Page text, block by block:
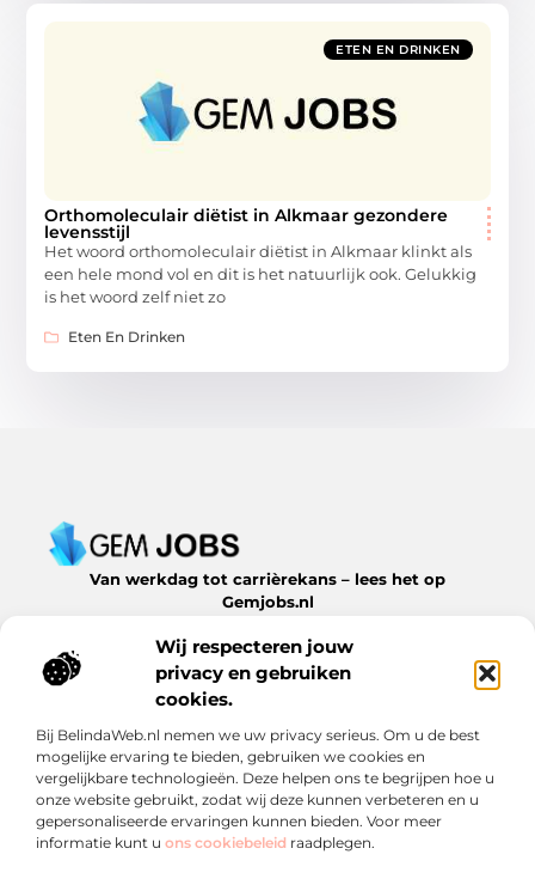
Wij respecteren jouw
privacy en gebruiken
cookies.
Bij BelindaWeb.nl nemen we uw privacy serieus. Om u de best
mogelijke ervaring te bieden, gebruiken we cookies en
vergelijkbare technologieën. Deze helpen ons te begrijpen hoe u
onze website gebruikt, zodat wij deze kunnen verbeteren en u
gepersonaliseerde ervaringen kunnen bieden. Voor meer
informatie kunt u ons cookiebeleid raadplegen.
ETEN EN DRINKEN
Orthomoleculair diëtist in Alkmaar gezondere
levensstijl
Het woord orthomoleculair diëtist in Alkmaar klinkt als
een hele mond vol en dit is het natuurlijk ook. Gelukkig
is het woord zelf niet zo
Eten En Drinken
Van werkdag tot carrièrekans – lees het op
Gemjobs.nl
arbeidsmarkt en jouw loopbaan te bieden hebben.
Bericht categorie
Onze informatie